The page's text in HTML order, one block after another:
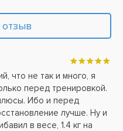
что не так и много, я
перед тренировкой.
Ибо и перед
лучше. Ну и
в весе, 1.4 кг на